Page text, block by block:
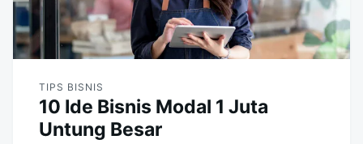
TIPS BISNIS
10 Ide Bisnis Modal 1 Juta
Untung Besar